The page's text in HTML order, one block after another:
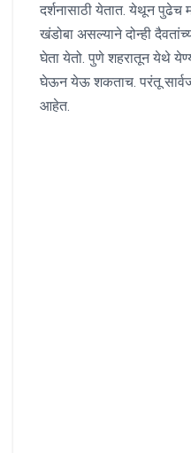
दर्शनासाठी येतात. येथून पुढेच
खंडोबा असल्याने दोन्ही
घेता येतो. पुणे शहरातून येथे
घेऊन येऊ शकताच. परंतू
आहेत.